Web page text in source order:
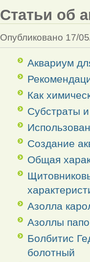
Статьи об
Опубликовано 17/
Аквариум
Как
Субстраты
Создание
Общая
Азолла
Азоллы
Болбитис
болотный